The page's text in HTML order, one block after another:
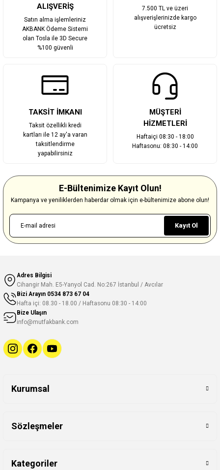
ALIŞVERİŞ
Satın alma işlemleriniz
AKBANK Ödeme Sistemi
olan Tosla ile 3D Secure
%100 güvenli
7.500 TL ve üzeri
alışverişlerinizde kargo
ücretsiz
TAKSİT İMKANI
Taksit özellikli kredi
kartları ile 12 ay'a varan
taksitlendirme
yapabilirsiniz
MÜŞTERİ
HİZMETLERİ
Haftaiçi 08:30 - 18:00
Haftasonu: 08:30 - 14:00
E-Bültenimize Kayıt Olun!
Kampanya ve yeniliklerden haberdar olmak için e-bültenimize abone olun!
Kayıt Ol
Adres Bilgisi
Cihangir Mah. E5-Yanyol Cad. No:267 İstanbul / Avcılar
Bizi Arayın 0534 873 67 04
Hafta içi: 08.30 - 18.00 / Haftasonu 08:30 - 14:00
Bize Ulaşın
info@mutfakbank.com
Kurumsal
Sözleşmeler
Kategoriler